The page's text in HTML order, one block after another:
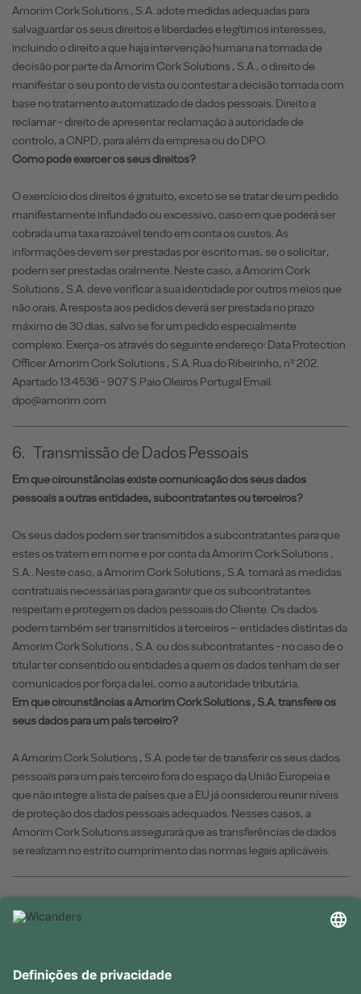
Amorim Cork Solutions , S.A. adote medidas adequadas para
salvaguardar os seus direitos e liberdades e legítimos interesses,
incluindo o direito a que haja intervenção humana na tomada de
decisão por parte da Amorim Cork Solutions , S.A., o direito de
manifestar o seu ponto de vista ou contestar a decisão tomada com
base no tratamento automatizado de dados pessoais. Direito a
reclamar - direito de apresentar reclamação à autoridade de
controlo, a CNPD, para além da empresa ou do DPO.
Como pode exercer os seus direitos?
O exercício dos direitos é gratuito, exceto se se tratar de um pedido
manifestamente infundado ou excessivo, caso em que poderá ser
cobrada uma taxa razoável tendo em conta os custos. As
informações devem ser prestadas por escrito mas, se o solicitar,
podem ser prestadas oralmente. Neste caso, a Amorim Cork
Solutions , S.A. deve verificar a sua identidade por outros meios que
não orais. A resposta aos pedidos deverá ser prestada no prazo
máximo de 30 dias, salvo se for um pedido especialmente
complexo. Exerça-os através do seguinte endereço: Data Protection
Officer Amorim Cork Solutions , S.A. Rua do Ribeirinho, nº 202.
Apartado 13 4536 - 907 S.Paio Oleiros Portugal Email:
dpo@amorim.com
6. Transmissão de Dados Pessoais
Em que circunstâncias existe comunicação dos seus dados
pessoais a outras entidades, subcontratantes ou terceiros?
Os seus dados podem ser transmitidos a subcontratantes para que
estes os tratem em nome e por conta da Amorim Cork Solutions ,
S.A.. Neste caso, a Amorim Cork Solutions , S.A. tomará as medidas
contratuais necessárias para garantir que os subcontratantes
respeitam e protegem os dados pessoais do Cliente. Os dados
podem também ser transmitidos a terceiros – entidades distintas da
Amorim Cork Solutions , S.A. ou dos subcontratantes - no caso de o
titular ter consentido ou entidades a quem os dados tenham de ser
comunicados por força da lei, como a autoridade tributária.
Em que circunstâncias a Amorim Cork Solutions , S.A. transfere os
seus dados para um país terceiro?
A Amorim Cork Solutions , S.A. pode ter de transferir os seus dados
pessoais para um país terceiro fora do espaço da União Europeia e
que não integre a lista de países que a EU já considerou reunir níveis
de proteção dos dados pessoais adequados. Nesses casos, a
Amorim Cork Solutions assegurará que as transferências de dados
se realizam no estrito cumprimento das normas legais aplicáveis.